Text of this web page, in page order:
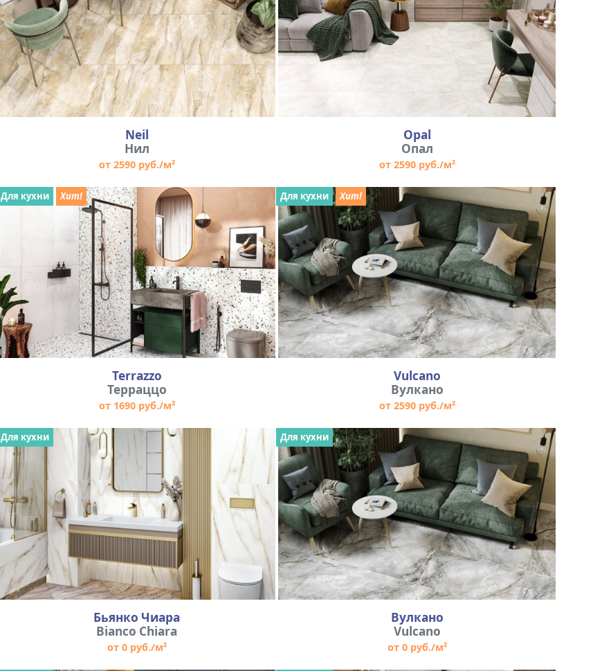
Neil
Нил
от 2590 руб./м²
Opal
Опал
от 2590 руб./м²
Terrazzo
Терраццо
от 1690 руб./м²
Для кухни Хит!
Vulcano
Вулкано
от 2590 руб./м²
Для кухни Хит!
Бьянко Чиара
Bianco Chiara
от 0 руб./м²
Для кухни
Вулкано
Vulcano
от 0 руб./м²
Для кухни